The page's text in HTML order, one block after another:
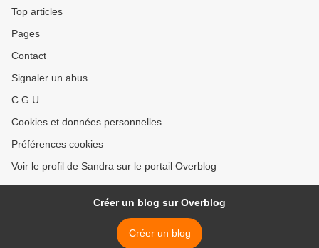
Top articles
Pages
Contact
Signaler un abus
C.G.U.
Cookies et données personnelles
Préférences cookies
Voir le profil de Sandra sur le portail Overblog
Créer un blog sur Overblog
Créer un blog